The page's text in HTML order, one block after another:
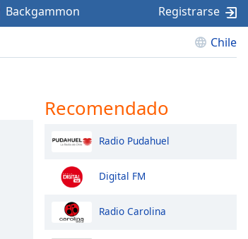
Chile
Backgammon Registrarse
Recomendado
Radio Pudahuel
Digital FM
Radio Carolina